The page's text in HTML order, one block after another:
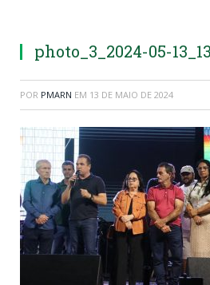
photo_3_2024-05-
POR PMARN EM 13 DE MAIO DE 2024